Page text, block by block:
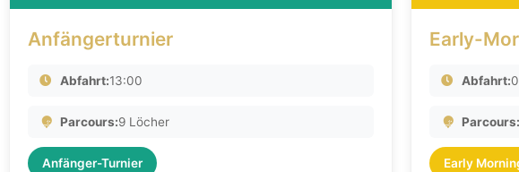
Anfängerturnier
Abfahrt:13:00
Parcours:9 Löcher
Anfänger-Turnier
Early-
Abfahrt:
Parcours:
Early